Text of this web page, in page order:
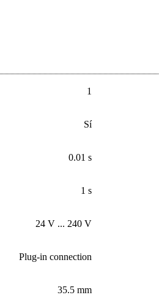
1
Sí
0.01 s
1 s
24 V ... 240 V
Plug-in connection
35.5 mm